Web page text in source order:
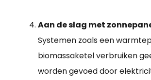
Aan de slag met
Systemen zoals een
biomassaketel verbruiken
worden gevoed door